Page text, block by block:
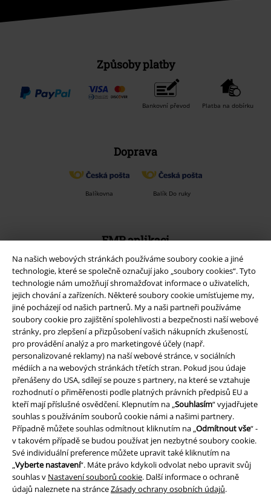
Na našich webových stránkách používáme soubory cookie a jiné
technologie, které se společně označují jako „soubory cookies“. Tyto
technologie nám umožňují shromažďovat informace o uživatelích,
jejich chování a zařízeních. Některé soubory cookie umísťujeme my,
jiné pocházejí od našich partnerů. My a naši partneři používáme
soubory cookie pro zajištění spolehlivosti a bezpečnosti naší webové
stránky, pro zlepšení a přizpůsobení vašich nákupních zkušeností,
pro provádění analýz a pro marketingové účely (např.
personalizované reklamy) na naší webové stránce, v sociálních
médiích a na webových stránkách třetích stran. Pokud jsou údaje
přenášeny do USA, sdílejí se pouze s partnery, na které se vztahuje
rozhodnutí o přiměřenosti podle platných právních předpisů EU a
kteří mají příslušné osvědčení. Klepnutím na „ Souhlasím“ vyjadřujete
souhlas s používáním souborů cookie námi a našimi partnery.
Případně můžete souhlas odmítnout kliknutím na „ Odmítnout vše“ -
v takovém případě se budou používat jen nezbytné soubory cookie.
Své individuální preference můžete upravit také kliknutím na
Vyberte nastavení“. Máte právo kdykoli odvolat nebo upravit svůj
souhlas v Nastavení souborů cookie. Další informace o ochraně
údajů naleznete na stránceZásady ochrany osobních údajů.
Způsoby platby
Bankovní převod Platba na dobírku
Doprava
Balíkovna Balík Do ruky
EMP aplikaci
Stáhněte si novou EMP aplikaci zdarma a využijte všechny nové
funkce a výhody!
A Warner Music Group Company